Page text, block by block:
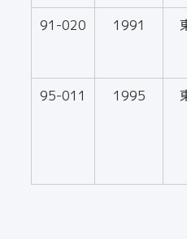
91-020 1991
95-011 1995